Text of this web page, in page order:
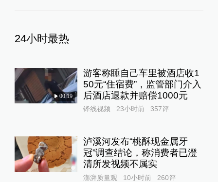
24小时最热
00:19
游客称睡自己车里被酒店收1
50元“住宿费”，监管部门介入
后酒店退款并赔偿1000元
锋线视频 23小时前 357评
泸溪河发布“桃酥现金属牙
冠”调查结论，称消费者已澄
清所发视频不属实
澎湃质量观 10小时前 260评